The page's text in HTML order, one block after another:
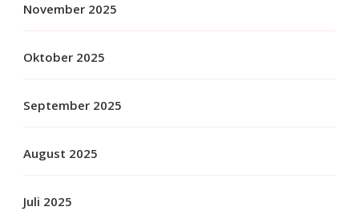
November 2025
Oktober 2025
September 2025
August 2025
Juli 2025